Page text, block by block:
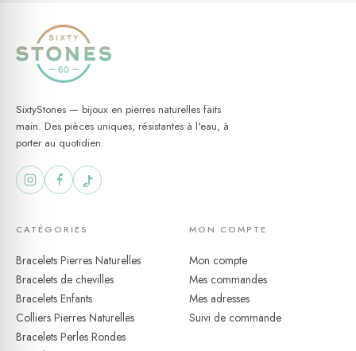
SixtyStones — bijoux en pierres naturelles faits
main. Des pièces uniques, résistantes à l'eau, à
porter au quotidien.
CATÉGORIES
Bracelets Pierres Naturelles
Bracelets de chevilles
Bracelets Enfants
Colliers Pierres Naturelles
Bracelets Perles Rondes
MON COMPTE
Mon compte
Mes commandes
Mes adresses
Suivi de commande